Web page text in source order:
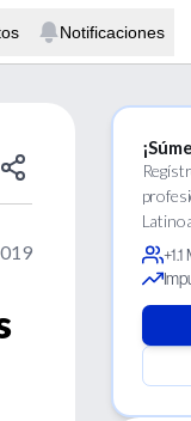
Notificaciones